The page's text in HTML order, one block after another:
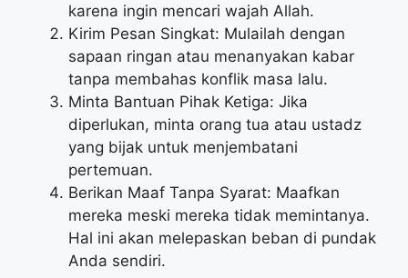
karena ingin mencari wajah Allah.
Kirim Pesan Singkat: Mulailah dengan
sapaan ringan atau menanyakan kabar
tanpa membahas konflik masa lalu.
Minta Bantuan Pihak Ketiga: Jika
diperlukan, minta orang tua atau ustadz
yang bijak untuk menjembatani
pertemuan.
Berikan Maaf Tanpa Syarat: Maafkan
mereka meski mereka tidak memintanya.
Hal ini akan melepaskan beban di pundak
Anda sendiri.